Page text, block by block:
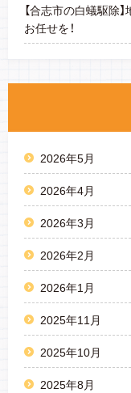
【合志市の白蟻駆除
お任せを！
2026年5月
2026年4月
2026年3月
2026年2月
2026年1月
2025年11月
2025年10月
2025年8月